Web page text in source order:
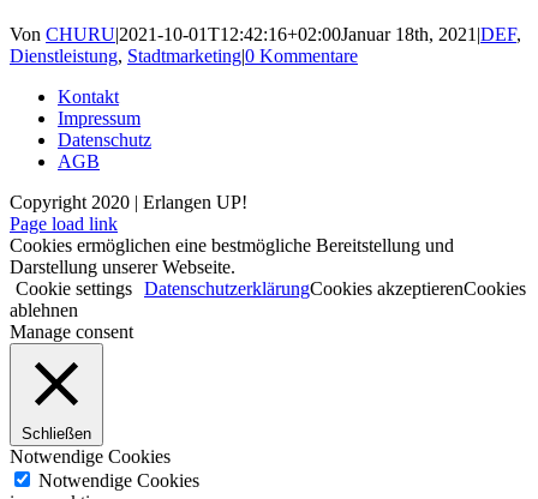
Von CHURU|2021-10-01T12:42:16+02:00Januar 18th, 2021 |DEF,
Dienstleistung, Stadtmarketing|0 Kommentare
Kontakt
Impressum
Datenschutz
AGB
Copyright 2020 | Erlangen UP!
Facebook
Instagram
Page load link
Cookies ermöglichen eine bestmögliche Bereitstellung und
Darstellung unserer Webseite.
Cookie settings DatenschutzerklärungCookies akzeptierenCookies
ablehnen
Manage consent
Schließen
Notwendige Cookies
Notwendige Cookies